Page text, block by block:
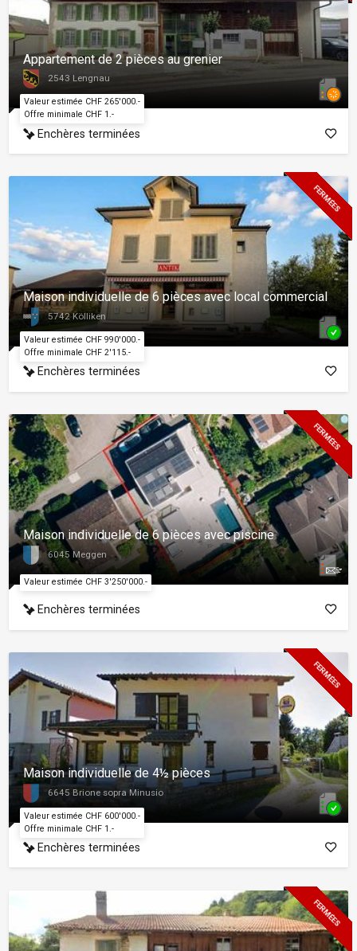
Valeur estimée CHF 265'000.-
Offre minimale CHF 1.-
Appartement de 2 pièces au grenier
2543 Lengnau
Enchères terminées
FERMÉES
Valeur estimée CHF 990'000.-
Offre minimale CHF 2'115.-
Maison individuelle de 6 pièces avec local commercial
5742 Kölliken
Enchères terminées
FERMÉES
Valeur estimée CHF 3'250'000.-
Maison individuelle de 6 pièces avec piscine
6045 Meggen
Enchères terminées
FERMÉES
Valeur estimée CHF 600'000.-
Offre minimale CHF 1.-
Maison individuelle de 4½ pièces
6645 Brione sopra Minusio
Enchères terminées
FERMÉES